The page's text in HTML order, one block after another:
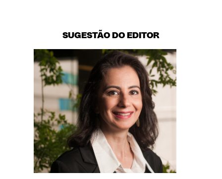
SUGESTÃO DO EDITOR